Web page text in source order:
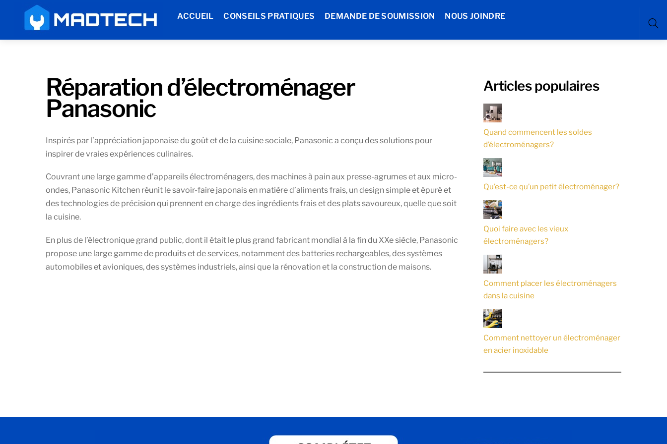
content
Menu
ACCUEIL CONSEILS PRATIQUES DEMANDE DE SOUMISSION NOUS JOINDRE
Réparation d’électroménager
Panasonic
Inspirés par l’appréciation japonaise du goût et de la cuisine sociale, Panasonic a conçu des solutions pour
inspirer de vraies expériences culinaires.
Couvrant une large gamme d’appareils électroménagers, des machines à pain aux presse-agrumes et aux micro-
ondes, Panasonic Kitchen réunit le savoir-faire japonais en matière d’aliments frais, un design simple et épuré et
des technologies de précision qui prennent en charge des ingrédients frais et des plats savoureux, quelle que soit
la cuisine.
En plus de l’électronique grand public, dont il était le plus grand fabricant mondial à la fin du XXe siècle, Panasonic
propose une large gamme de produits et de services, notamment des batteries rechargeables, des systèmes
automobiles et avioniques, des systèmes industriels, ainsi que la rénovation et la construction de maisons.
Articles populaires
Quand commencent les soldes
d’électroménagers?
Qu’est-ce qu’un petit électroménager?
Quoi faire avec les vieux
électroménagers?
Comment placer les électroménagers
dans la cuisine
Comment nettoyer un électroménager
en acier inoxidable